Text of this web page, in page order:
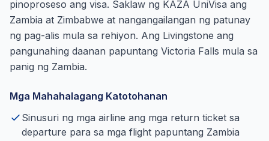
pinoproseso ang visa. Saklaw ng KAZA UniVisa ang
Zambia at Zimbabwe at nangangailangan ng patunay
ng pag-alis mula sa rehiyon. Ang Livingstone ang
pangunahing daanan papuntang Victoria Falls mula sa
panig ng Zambia.
Mga Mahahalagang Katotohanan
Sinusuri ng mga airline ang mga return ticket sa
departure para sa mga flight papuntang Zambia